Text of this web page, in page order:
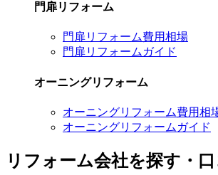
門扉リフォーム
門扉リフォーム費用相場
門扉リフォームガイド
オーニングリフォーム
オーニングリフォーム費用相
オーニングリフォームガイド
リフォーム会社を探す・